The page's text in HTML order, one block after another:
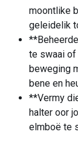
moontlike
geleidelik
te swaai of
beweging
bene en
**Vermy
halter oor
elmboë te